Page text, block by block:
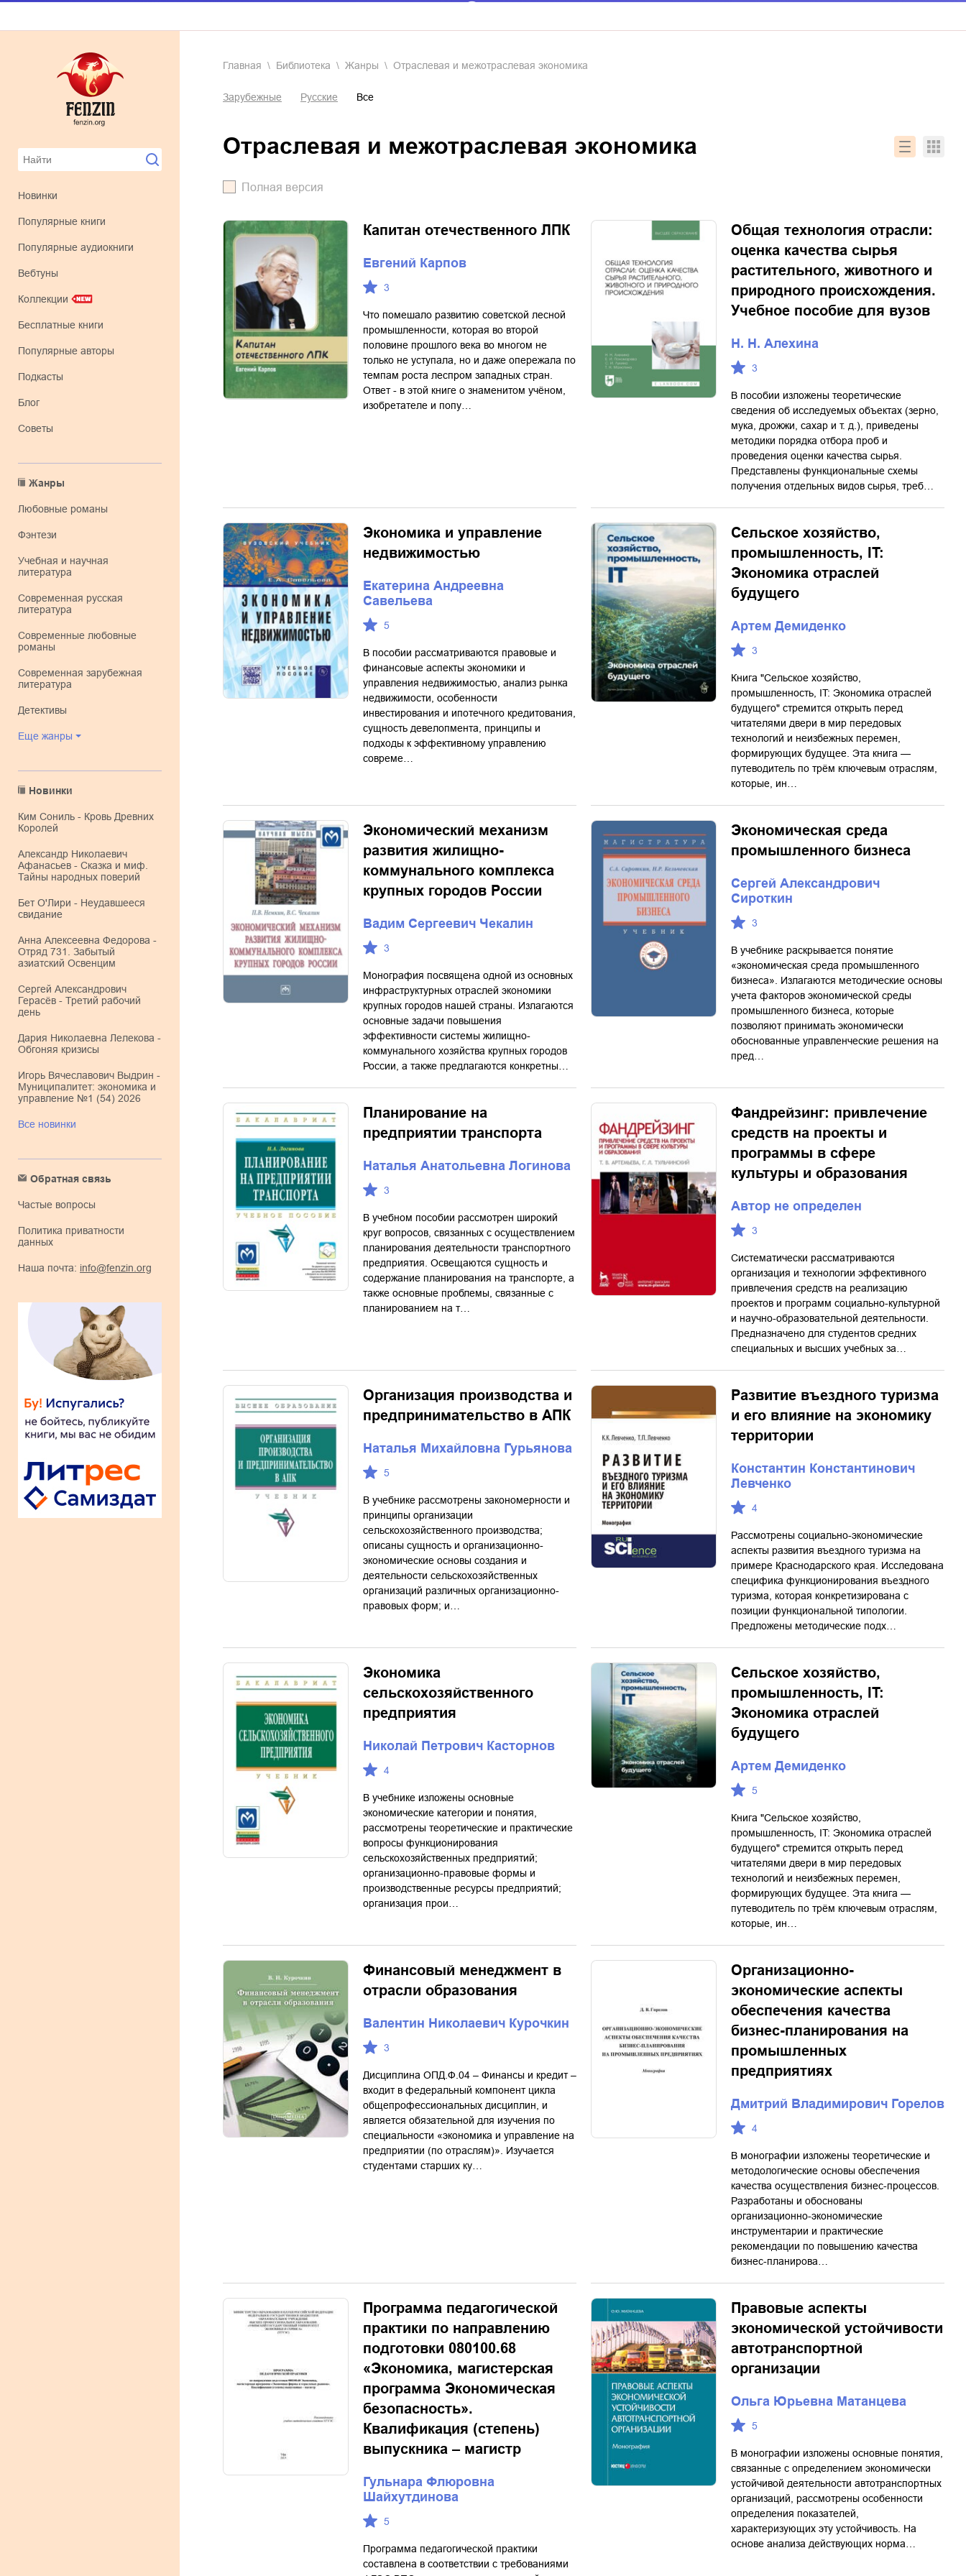
Новинки
Популярные книги
Популярные аудиокниги
Вебтуны
Коллекции
Бесплатные книги
Популярные авторы
Подкасты
Блог
Советы
Жанры
любовные романы
фэнтези
учебная и научная
литература
современная русская
литература
современные любовные
романы
современная зарубежная
литература
детективы
Еще жанры
Новинки
Ким Сониль - Кровь Древних
Королей
Александр Николаевич
Афанасьев - Сказка и миф.
Тайны народных поверий
Бет О'Лири - Неудавшееся
свидание
Анна Алексеевна Федорова -
Отряд 731. Забытый
азиатский Освенцим
Сергей Александрович
Герасёв - Третий рабочий
день
Дария Николаевна Лелекова -
Обгоняя кризисы
Игорь Вячеславович Выдрин -
Муниципалитет: экономика и
управление №1 (54) 2026
Все новинки
Обратная связь
Частые вопросы
Политика приватности
данных
Наша почта: info@fenzin.org
Главная Библиотека Жанры отраслевая и межотраслевая экономика
Зарубежные Русские Все
отраслевая и межотраслевая экономика
Полная версия
Капитан отечественного ЛПК
Евгений Карпов
3
Что помешало развитию советской лесной
промышленности, которая во второй
половине прошлого века во многом не
только не уступала, но и даже опережала по
темпам роста леспром западных стран.
Ответ - в этой книге о знаменитом учёном,
изобретателе и попу…
Общая технология отрасли:
оценка качества сырья
растительного, животного и
природного происхождения.
Учебное пособие для вузов
Н. Н. Алехина
3
В пособии изложены теоретические
сведения об исследуемых объектах (зерно,
мука, дрожжи, сахар и т. д.), приведены
методики порядка отбора проб и
проведения оценки качества сырья.
Представлены функциональные схемы
получения отдельных видов сырья, треб…
Экономика и управление
недвижимостью
Екатерина Андреевна
Савельева
5
В пособии рассматриваются правовые и
финансовые аспекты экономики и
управления недвижимостью, анализ рынка
недвижимости, особенности
инвестирования и ипотечного кредитования,
сущность девелопмента, принципы и
подходы к эффективному управлению
совреме…
Сельское хозяйство,
промышленность, IT:
Экономика отраслей
будущего
Артем Демиденко
3
Книга "Сельское хозяйство,
промышленность, IT: Экономика отраслей
будущего" стремится открыть перед
читателями двери в мир передовых
технологий и неизбежных перемен,
формирующих будущее. Эта книга —
путеводитель по трём ключевым отраслям,
которые, ин…
Экономический механизм
развития жилищно-
коммунального комплекса
крупных городов России
Вадим Сергеевич Чекалин
3
Монография посвящена одной из основных
инфраструктурных отраслей экономики
крупных городов нашей страны. Излагаются
основные задачи повышения
эффективности системы жилищно-
коммунального хозяйства крупных городов
России, а также предлагаются конкретны…
Экономическая среда
промышленного бизнеса
Сергей Александрович
Сироткин
3
В учебнике раскрывается понятие
«экономическая среда промышленного
бизнеса». Излагаются методические основы
учета факторов экономической среды
промышленного бизнеса, которые
позволяют принимать экономически
обоснованные управленческие решения на
пред…
Планирование на
предприятии транспорта
Наталья Анатольевна Логинова
3
В учебном пособии рассмотрен широкий
круг вопросов, связанных с осуществлением
планирования деятельности транспортного
предприятия. Освещаются сущность и
содержание планирования на транспорте, а
также основные проблемы, связанные с
планированием на т…
Фандрейзинг: привлечение
средств на проекты и
программы в сфере
культуры и образования
Автор не определен
3
Систематически рассматриваются
организация и технологии эффективного
привлечения средств на реализацию
проектов и программ социально-культурной
и научно-образовательной деятельности.
Предназначено для студентов средних
специальных и высших учебных за…
Организация производства и
предпринимательство в АПК
Наталья Михайловна Гурьянова
5
В учебнике рассмотрены закономерности и
принципы организации
сельскохозяйственного производства;
описаны сущность и организационно-
экономические основы создания и
деятельности сельскохозяйственных
организаций различных организационно-
правовых форм; и…
Развитие въездного туризма
и его влияние на экономику
территории
Константин Константинович
Левченко
4
Рассмотрены социально-экономические
аспекты развития въездного туризма на
примере Краснодарского края. Исследована
специфика функционирования въездного
туризма, которая конкретизирована с
позиции функциональной типологии.
Предложены методические подх…
Экономика
сельскохозяйственного
предприятия
Николай Петрович Касторнов
4
В учебнике изложены основные
экономические категории и понятия,
рассмотрены теоретические и практические
вопросы функционирования
сельскохозяйственных предприятий;
организационно-правовые формы и
производственные ресурсы предприятий;
организация прои…
Сельское хозяйство,
промышленность, IT:
Экономика отраслей
будущего
Артем Демиденко
5
Книга "Сельское хозяйство,
промышленность, IT: Экономика отраслей
будущего" стремится открыть перед
читателями двери в мир передовых
технологий и неизбежных перемен,
формирующих будущее. Эта книга —
путеводитель по трём ключевым отраслям,
которые, ин…
Финансовый менеджмент в
отрасли образования
Валентин Николаевич Курочкин
3
Дисциплина ОПД.Ф.04 – Финансы и кредит –
входит в федеральный компонент цикла
общепрофессиональных дисциплин, и
является обязательной для изучения по
специальности «экономика и управление на
предприятии (по отраслям)». Изучается
студентами старших ку…
Организационно-
экономические аспекты
обеспечения качества
бизнес-планирования на
промышленных
предприятиях
Дмитрий Владимирович Горелов
4
В монографии изложены теоретические и
методологические основы обеспечения
качества осуществления бизнес-процессов.
Разработаны и обоснованы
организационно-экономические
инструментарии и практические
рекомендации по повышению качества
бизнес-планирова…
Программа педагогической
практики по направлению
подготовки 080100.68
«Экономика, магистерская
программа Экономическая
безопасность».
Квалификация (степень)
выпускника – магистр
Гульнара Флюровна
Шайхутдинова
5
Программа педагогической практики
составлена в соответствии с требованиями
Правовые аспекты
экономической устойчивости
автотранспортной
организации
Ольга Юрьевна Матанцева
5
В монографии изложены основные понятия,
связанные с определением экономически
устойчивой деятельности автотранспортных
организаций, рассмотрены особенности
определения показателей,
характеризующих эту устойчивость. На
основе анализа действующих норма…